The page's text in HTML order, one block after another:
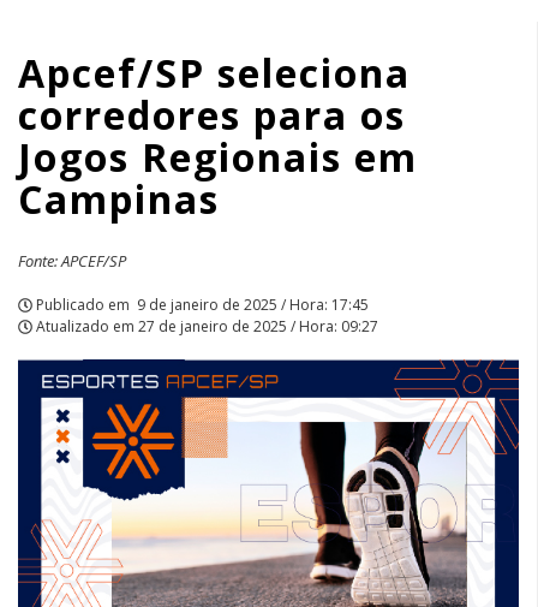
|
APCEF/SP
Apcef/SP seleciona
corredores para os
Jogos Regionais em
Campinas
Fonte: APCEF/SP
Publicado em 9 de janeiro de 2025 / Hora: 17:45
Atualizado em 27 de janeiro de 2025 / Hora: 09:27